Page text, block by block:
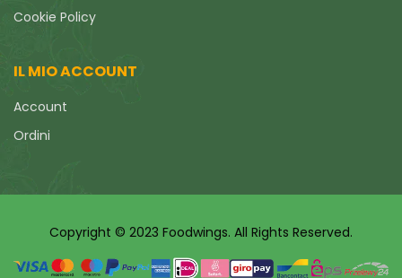
Cookie Policy
IL MIO ACCOUNT
Account
Ordini
Copyright © 2023 Foodwings. All Rights Reserved.